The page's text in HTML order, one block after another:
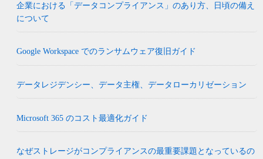
企業における「データコンプライアンス」のあり方、日頃の備え
について
Google Workspace でのランサムウェア復旧ガイド
データレジデンシー、データ主権、データローカリゼーション
Microsoft 365 のコスト最適化ガイド
なぜストレージがコンプライアンスの最重要課題となっているの